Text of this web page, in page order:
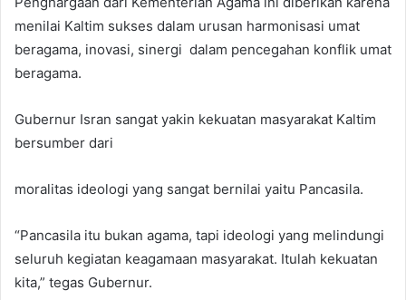
menilai Kaltim sukses dalam urusan harmonisasi umat
beragama, inovasi, sinergi dalam pencegahan konflik umat
beragama.
Gubernur Isran sangat yakin kekuatan masyarakat Kaltim
bersumber dari
moralitas ideologi yang sangat bernilai yaitu Pancasila.
“Pancasila itu bukan agama, tapi ideologi yang melindungi
seluruh kegiatan keagamaan masyarakat. Itulah kekuatan
kita,” tegas Gubernur.